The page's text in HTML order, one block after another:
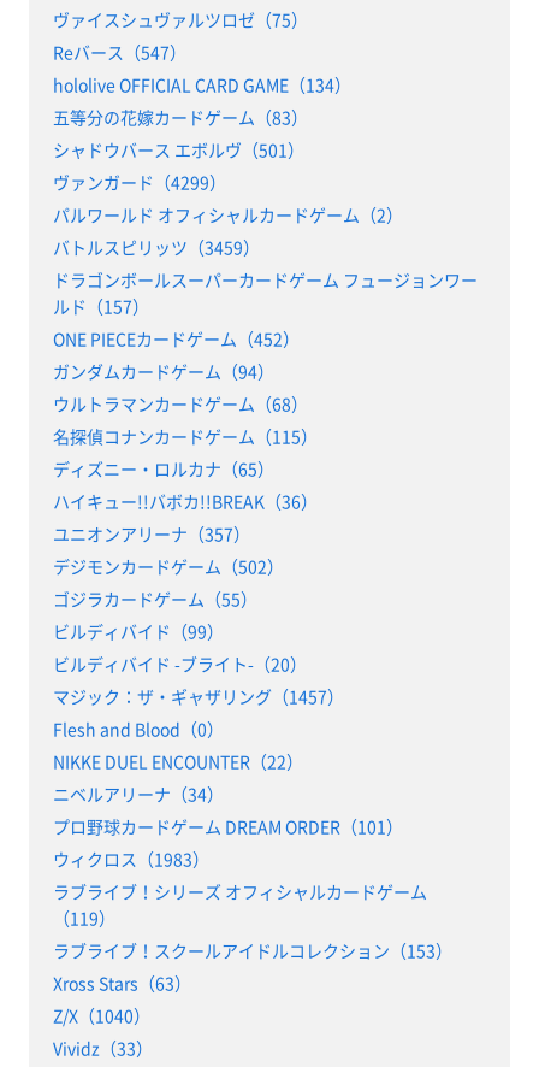
ヴァイスシュヴァルツロゼ（75）
Reバース（547）
hololive OFFICIAL CARD GAME（134）
五等分の花嫁カードゲーム（83）
シャドウバース エボルヴ（501）
ヴァンガード（4299）
パルワールド オフィシャルカードゲーム（2）
バトルスピリッツ（3459）
ドラゴンボールスーパーカードゲーム フュージョンワー
ルド（157）
ONE PIECEカードゲーム（452）
ガンダムカードゲーム（94）
ウルトラマンカードゲーム（68）
名探偵コナンカードゲーム（115）
ディズニー・ロルカナ（65）
ハイキュー!!バボカ!!BREAK（36）
ユニオンアリーナ（357）
デジモンカードゲーム（502）
ゴジラカードゲーム（55）
ビルディバイド（99）
ビルディバイド -ブライト-（20）
マジック：ザ・ギャザリング（1457）
Flesh and Blood（0）
NIKKE DUEL ENCOUNTER（22）
ニベルアリーナ（34）
プロ野球カードゲーム DREAM ORDER（101）
ウィクロス（1983）
ラブライブ！シリーズ オフィシャルカードゲーム
（119）
ラブライブ！スクールアイドルコレクション（153）
Xross Stars（63）
Z/X（1040）
Vividz（33）